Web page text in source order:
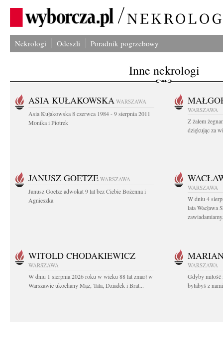
Nekrologi Odeszli Poradnik pogrzebowy
Inne nekrologi
ASIA KUŁAKOWSKA WARSZAWA
Asia Kułakowska 8 czerwca 1984 - 9 sierpnia 2011
Monika i Piotrek
WARSZAWA
Z żalem
dziękując za
JANUSZ GOETZE WARSZAWA
Janusz Goetze adwokat 9 lat bez Ciebie Bożenna i
Agnieszka
WARSZAWA
W dniu 4
lata Wacława
WITOLD CHODAKIEWICZ
WARSZAWA
W dniu 1 sierpnia 2026 roku w wieku 88 lat zmarł w
Warszawie ukochany Mąż, Tata, Dziadek i Brat...
WARSZAWA
Gdyby miłość
byłabyś z